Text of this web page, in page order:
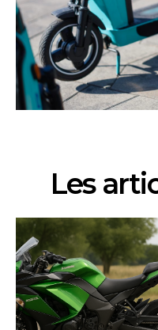
Les